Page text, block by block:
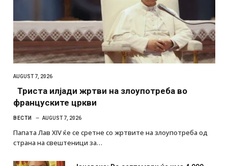
AUGUST 7, 2026
Триста илјади жртви на злоупотреба во
француските цркви
ВЕСТИ AUGUST 7, 2026
Папата Лав XIV ќе се сретне со жртвите на злоупотреба од
страна на свештеници за…